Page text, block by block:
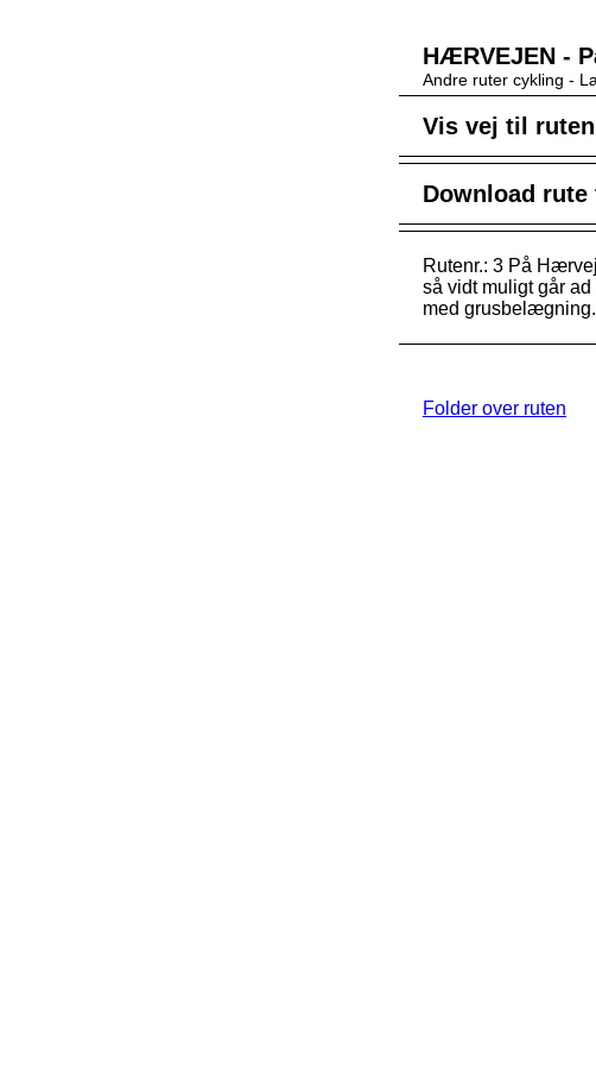
HÆRVEJEN -
Andre ruter cykling -
Vis vej til ruten
Download
Rutenr.: 3 På
så vidt muligt går
med grusbelægning.
Folder over ruten